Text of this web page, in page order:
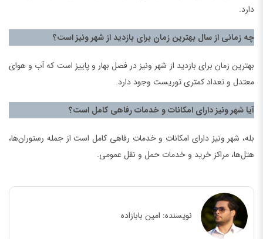
دارد.
چه زمانی از سال بهترین زمان برای بازدید از شهر ونیز است؟
بهترین زمان برای بازدید از شهر ونیز در فصل بهار و پاییز است که آب و هوای
معتدل و تعداد کمتری توریست وجود دارد.
آیا شهر ونیز دارای امکانات و خدمات رفاهی کامل است؟
بله، شهر ونیز دارای امکانات و خدمات رفاهی کامل است از جمله رستوران‌ها،
هتل‌ها، مراکز خرید و خدمات حمل و نقل عمومی.
نویسنده: امین بابازاده